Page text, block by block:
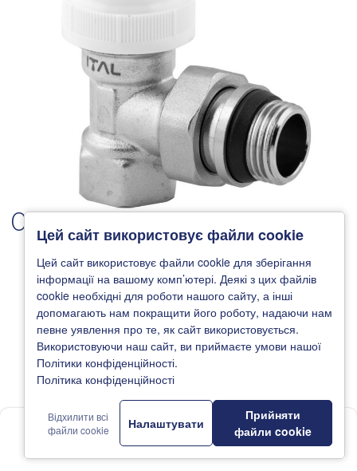
Цей сайт використовує файли cookie
Цей сайт використовує файли cookie для зберігання
інформації на вашому комп’ютері. Деякі з цих файлів
cookie необхідні для роботи нашого сайту, а інші
допомагають нам покращити його роботу, надаючи нам
певне уявлення про те, як сайт використовується.
Використовуючи наш сайт, ви приймаєте умови нашої
Політики конфіденційності.
Політика конфіденційності
Відхилити всі
файли cookie
Налаштувати
Прийняти
файли cookie
01
1